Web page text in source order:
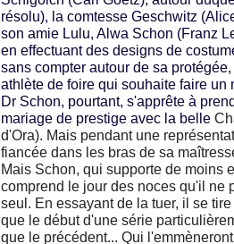
résolu), la comtesse Geschwitz
son amie Lulu, Alwa Schon (Franz
en effectuant des designs de
sans compter autour de sa
athlète de foire qui souhaite faire
Dr Schon, pourtant, s'apprête à
mariage de prestige avec la belle
d'Ora). Mais pendant une
fiancée dans les bras de sa
Mais Schon, qui supporte de moins
comprend le jour des noces qu'il ne
seul. En essayant de la tuer, il se
que le début d'une série
que le précédent... Qui